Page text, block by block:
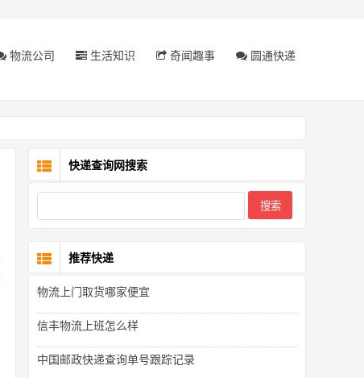
物流公司 生活知识 奇闻趣事 圆通快递
快递查询网搜索
推荐快递
物流上门取货哪家便宜
信丰物流上班怎么样
中国邮政快递查询单号跟踪记录